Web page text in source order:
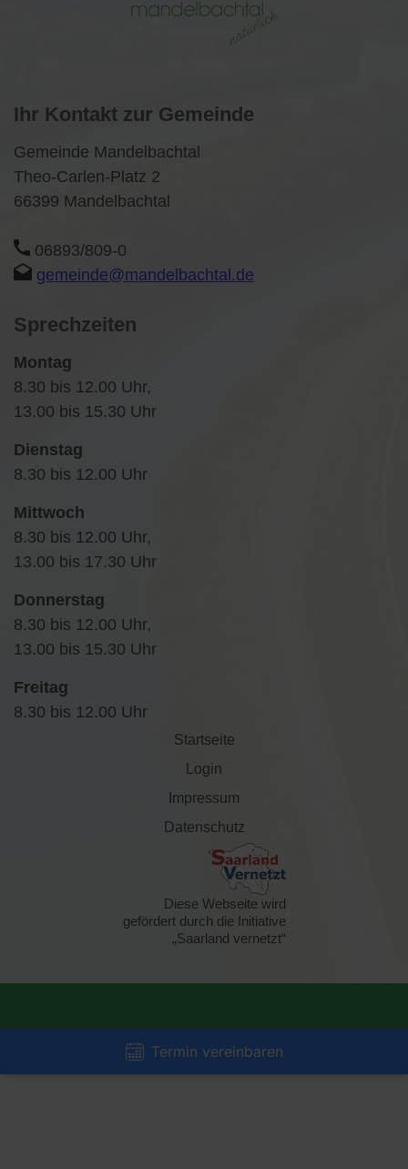
Ihr Kontakt zur Gemeinde
Gemeinde Mandelbachtal
Theo-Carlen-Platz 2
66399 Mandelbachtal
06893/809-0
gemeinde@mandelbachtal.de
Sprechzeiten
Montag
8.30 bis 12.00 Uhr,
13.00 bis 15.30 Uhr
Dienstag
8.30 bis 12.00 Uhr
Mittwoch
8.30 bis 12.00 Uhr,
13.00 bis 17.30 Uhr
Donnerstag
8.30 bis 12.00 Uhr,
13.00 bis 15.30 Uhr
Freitag
8.30 bis 12.00 Uhr
Startseite
Login
Impressum
Datenschutz
Diese Webseite wird
gefördert durch die Initiative
„Saarland vernetzt“
Termin vereinbaren